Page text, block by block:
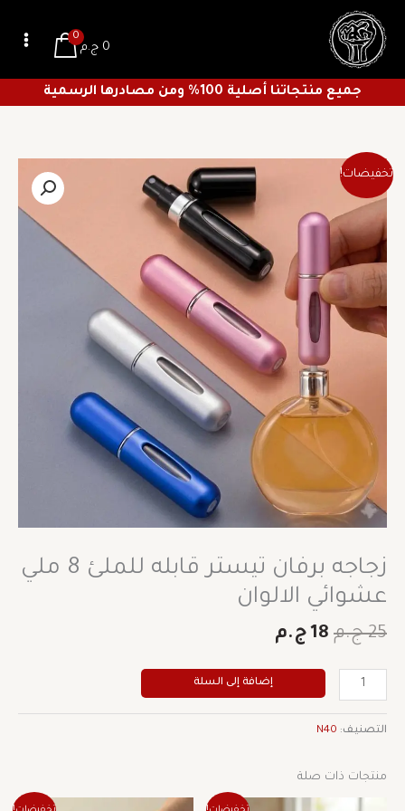
المحتوى
0 ج.م
0
جميع منتجاتنا أصلية 100% ومن مصادرها الرسمية
تخفيضات!
زجاجه برفان تيستر قابله للملئ 8 ملي
عشوائي الالوان
25 ج.م
هو:
25 ج.م.
18 ج.م
السعر
الحالي
هو:
كمية
زجاجه
برفان
تيستر
قابله
للملئ
8
ملي
عشوائي
إضافة إلى السلة
التصنيف: N40
منتجات ذات صلة
السعر
السعر
هناك